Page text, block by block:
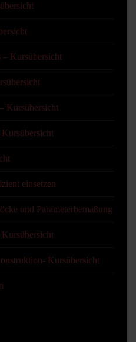
Kursübersicht
Kursübersicht
einsetzen
und Parameterbemaßung
Kursübersicht